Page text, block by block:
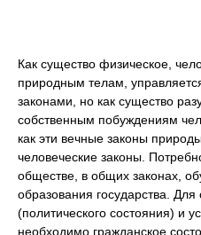
Как существо физическое,
природным телам,
законами, но как существо
собственным побуждениям
как эти вечные законы
человеческие законы.
обществе, в общих законах,
образования государства. Для
(политического состояния) и
необходимо гражданское